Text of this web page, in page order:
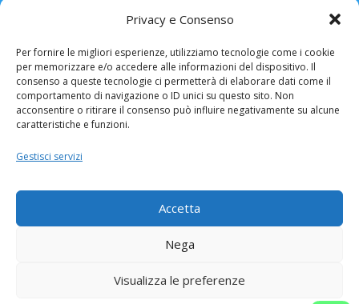
Privacy e Consenso
Per fornire le migliori esperienze, utilizziamo tecnologie come i cookie
per memorizzare e/o accedere alle informazioni del dispositivo. Il
consenso a queste tecnologie ci permetterà di elaborare dati come il
comportamento di navigazione o ID unici su questo sito. Non
acconsentire o ritirare il consenso può influire negativamente su alcune
caratteristiche e funzioni.
Gestisci servizi
Accetta
Nega
Visualizza le preferenze
ABRUZZO BASILICATA
CALABRIA
FRIULI VENEZIA-GIULIA
LOMBARDIA
MARCHE
MOLISE
TOSCANA
TRENTINO ALTO-ADIGE